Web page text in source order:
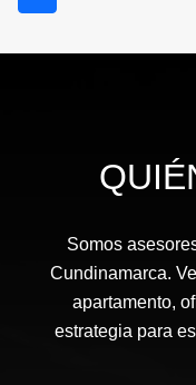
Somos
Cundinamarca.
apartamento,
estrategia para